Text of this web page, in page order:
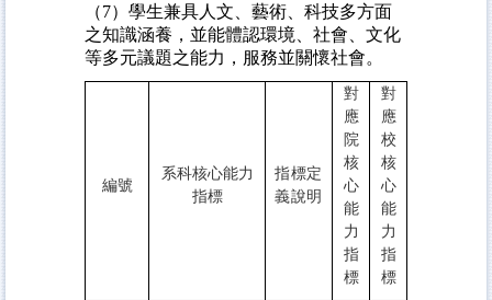
（7）學生兼具人文、藝術、科技多方面
之知識涵養，並能體認環境、社會、文化
等多元議題之能力，服務並關懷社會。
編號
系科核心能力
指標
指標定
義說明
對
應
院
核
心
能
力
指
標
對
應
校
核
心
能
力
指
標